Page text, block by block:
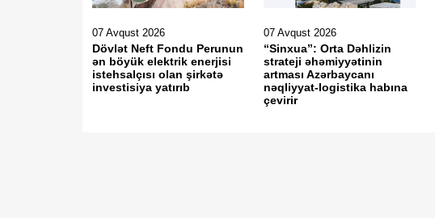
07 Avqust 2026
Dövlət Neft Fondu Perunun
ən böyük elektrik enerjisi
istehsalçısı olan şirkətə
investisiya yatırıb
07 Avqust 2026
“Sinxua”: Orta Dəhlizin
strateji əhəmiyyətinin
artması Azərbaycanı
nəqliyyat-logistika habına
çevirir